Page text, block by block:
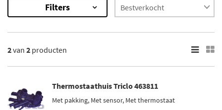
Voorraad
Niet op voorraad (1)
Op voorraad (1)
Filters
2van 2 producten
Thermostaathuis Triclo 463811
Met pakking, Met sensor, Met thermostaat